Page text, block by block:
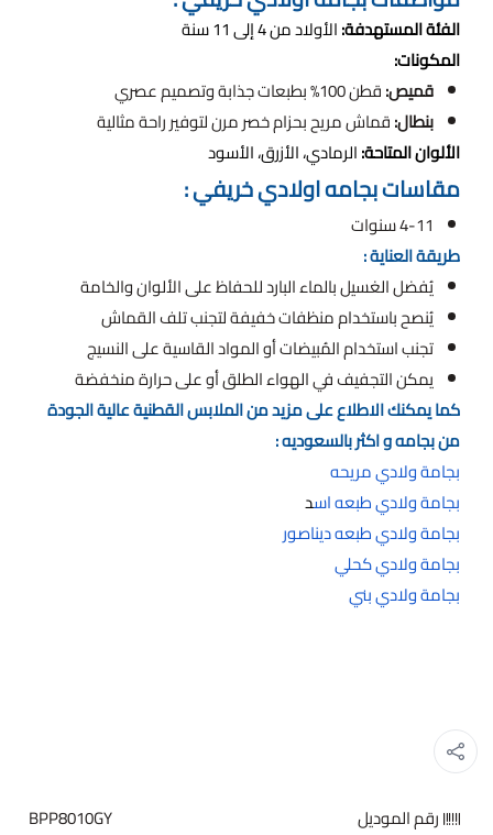
الفئة المستهدفة:الأولاد من 4 إلى 11 سنة
المكونات:
قميص:قطن 100% بطبعات جذابة وتصميم عصري
بنطال:قماش مريح بحزام خصر مرن لتوفير راحة مثالية
الألوان المتاحة:الرمادي، الأزرق، الأسود
مقاسات بجامه اولادي خريفي :
4-11 سنوات
طريقة العناية :
يُفضل الغسيل بالماء البارد للحفاظ على الألوان والخامة
يُنصح باستخدام منظفات خفيفة لتجنب تلف القماش
تجنب استخدام المُبيضات أو المواد القاسية على النسيج
يمكن التجفيف في الهواء الطلق أو على حرارة منخفضة
كما يمكنك الاطلاع على مزيد من الملابس القطنية عالية الجودة
من بجامه و اكثر بالسعوديه :
بجامة ولادي مريحه
بجامة ولادي طبعه اسد
بجامة ولادي طبعه ديناصور
بجامة ولادي كحلي
بجامة ولادي بني
رقم الموديل BPP8010GY